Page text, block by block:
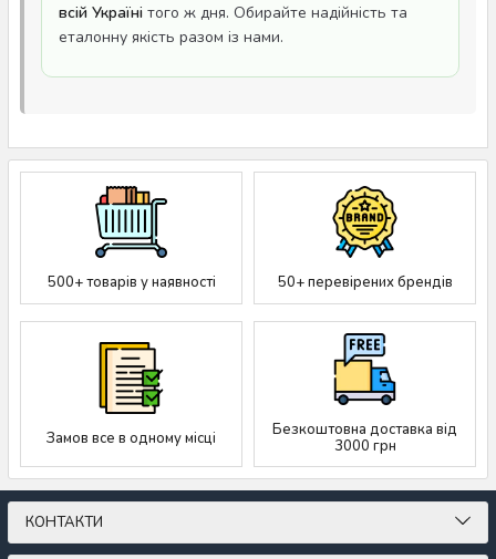
всій Україні того ж дня. Обирайте надійність та
еталонну якість разом із нами.
500+ товарів у наявності 50+ перевірених брендів
Замов все в одному місці
Безкоштовна доставка від
3000 грн
КОНТАКТИ